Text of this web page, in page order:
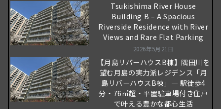
Tsukishima River House
Building B – A Spacious
Riverside Residence with River
Views and Rare Flat Parking
2026年5月21日
【月島リバーハウスB棟】隅田川を
望む月島の実力派レジデンス「月
島リバーハウスB棟」― 駅徒歩4
分・76㎡超・平置駐車場付き住戸
で叶える豊かな都心生活